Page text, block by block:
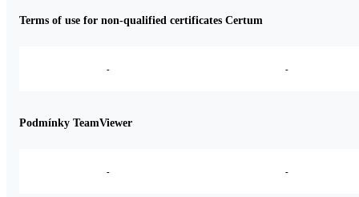
Terms of use for non-qualified certificates Certum
- -
Podmínky TeamViewer
- -